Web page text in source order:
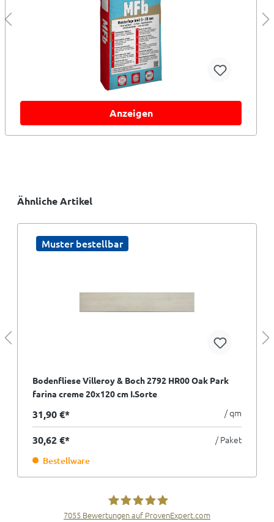
Anzeigen
Ähnliche Artikel
Muster bestellbar
Bodenfliese Villeroy & Boch 2792 HR00 Oak Park
farina creme 20x120 cm I.Sorte
31,90 €* / qm
30,62 €* / Paket
Bestellware
7055 Bewertungen auf ProvenExpert.com